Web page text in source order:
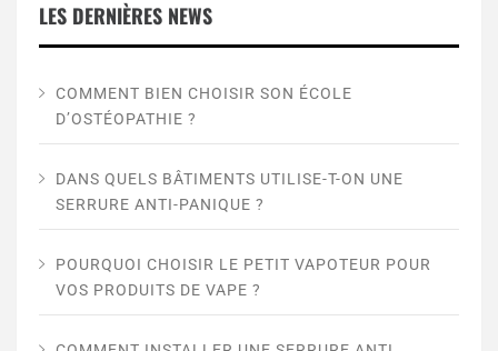
LES DERNIÈRES NEWS
COMMENT BIEN CHOISIR SON ÉCOLE
D’OSTÉOPATHIE ?
DANS QUELS BÂTIMENTS UTILISE-T-ON UNE
SERRURE ANTI-PANIQUE ?
POURQUOI CHOISIR LE PETIT VAPOTEUR POUR
VOS PRODUITS DE VAPE ?